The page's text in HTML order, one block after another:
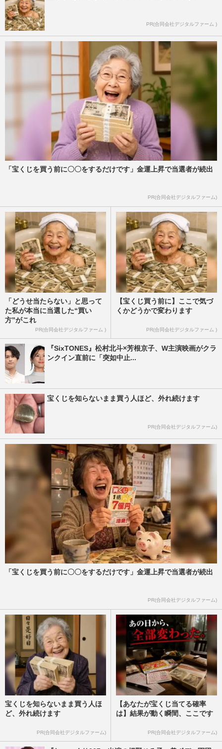
PR(合同会社デジタルファーム )
「宝くじを買う前に〇〇をするだけです」金運上昇で当選者が続出
PR(合同会社デジタルファーム)
「どうせ当たらない」と思って
た私が本当に当選した“買い
方”がこれ
PR(合同会社デジタルファーム )
【宝くじ買う前に】ここで気づ
くかどうかで変わります
PR(合同会社デジタルファーム )
『SixTONES』松村北斗×芳根京子、W主演映画がクラ
ンクイン直前に「突如中止...
宝くじを知らないまま買う人ほど、外れ続けます
PR(合同会社デジタルファーム)
「宝くじを買う前に〇〇をするだけです」金運上昇で当選者が続出
PR(合同会社デジタルファーム)
宝くじを知らないまま買う人ほ
ど、外れ続けます
PR(合同会社デジタルファーム)
【あなたが宝くじ当てる確率
は】結果が動く瞬間、ここです
PR(合同会社デジタルファーム)